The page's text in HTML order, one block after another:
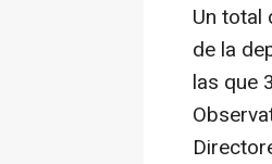
Un total
de la
las que